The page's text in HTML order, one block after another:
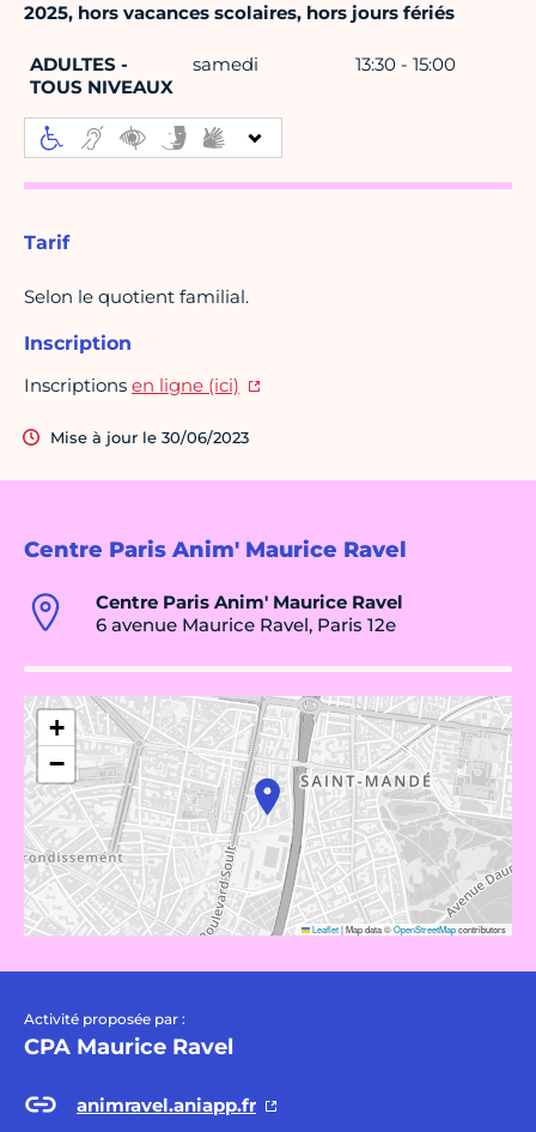
Centre Paris Anim' Maurice Ravel
Centre Paris Anim' Maurice Ravel
6 avenue Maurice Ravel, Paris 12e
+
−
Leaflet|Map data ©OpenStreetMapcontributors
Activité proposée par :
CPA Maurice Ravel
animravel.aniapp.fr
2025, hors vacances scolaires, hors jours fériés
ADULTES -
TOUS NIVEAUX
samedi 13:30 - 15:00
Tarif
Selon le quotient familial.
Inscription
Inscriptions en ligne (ici)
Mise à jour le 30/06/2023